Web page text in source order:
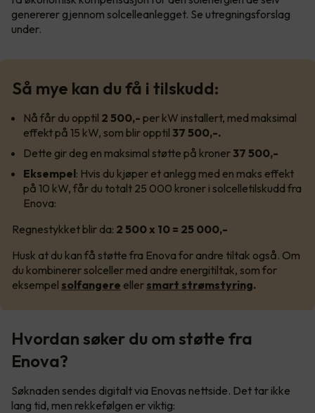
genererer gjennom solcelleanlegget. Se utregningsforslag
under.
Så mye kan du få i tilskudd:
Nå får du opptil 2 500,- per kW installert, med maksimal
effekt på 15 kW, som blir opptil 37 500,-.
Dette gir deg en maksimal støtte på kroner37 500,-
Eksempel: Hvis du kjøper et anlegg med en maks effekt
på 10 kW, får du totalt 25 000 kroner i solcelletilskudd fra
Enova:
Regnestykket blir da: 2 500 x 10 = 25 000,-
Husk at du kan få støtte fra Enova for andre tiltak også. Om
du kombinerer solceller med andre energitiltak, som for
eksempel solfangere eller smart strømstyring.
Hvordan søker du om støtte fra
Enova?
Søknaden sendes digitalt via Enovas nettside. Det tar ikke
lang tid, men rekkefølgen er viktig: